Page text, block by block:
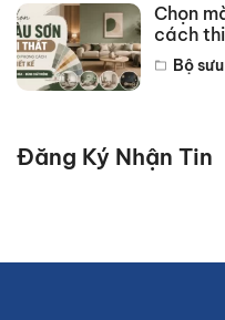
Chọn
cách
Bộ
Đăng Ký Nhận Tin